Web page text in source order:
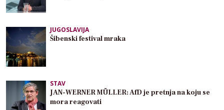
JUGOSLAVIJA
Šibenski festival mraka
STAV
JAN-WERNER MÜLLER: AfD je pretnja na koju se
mora reagovati